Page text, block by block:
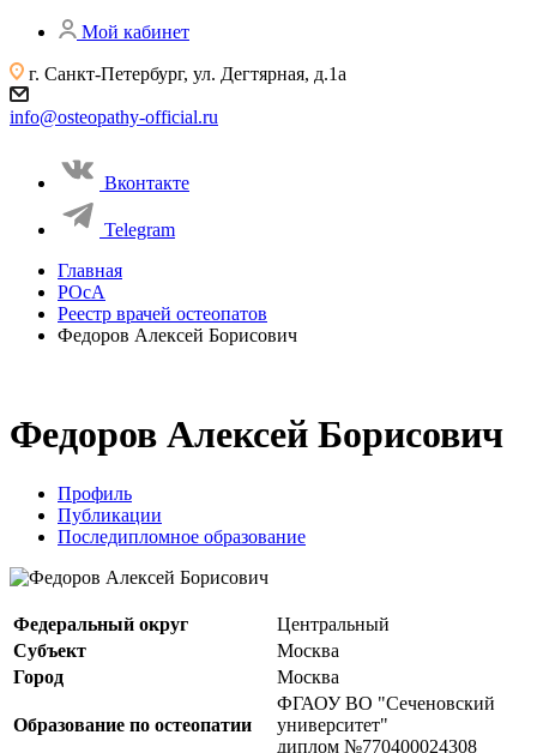
Мой кабинет
г. Санкт-Петербург, ул. Дегтярная, д.1а
info@osteopathy-official.ru
Вконтакте
Telegram
Главная
РОсА
Реестр врачей остеопатов
Федоров Алексей Борисович
Федоров Алексей Борисович
Профиль
Публикации
Последипломное образование
Федеральный округ
Центральный
Субъект
Москва
Город
Москва
Образование по остеопатии
ФГАОУ ВО "Сеченовский
университет"
диплом №770400024308